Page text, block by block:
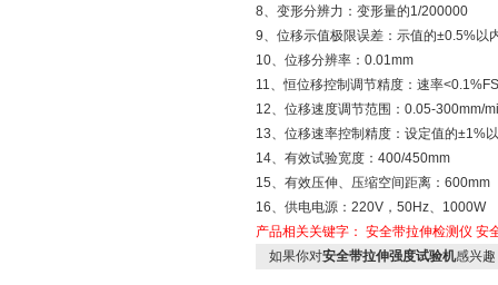
8、变形分辨力：变形量的1/200000
9、位移示值极限误差：示值的±0.5%以
10、位移分辨率：0.01mm
11、恒位移控制调节精度：速率
12、位移速度调节范围：0.05-300mm/
13、位移速率控制精度：设定值的±1%
14、有效试验宽度：400/450mm
15、有效压伸、压缩空间距离：600mm
16、供电电源：220V，50Hz、1000W
产品相关关键字： 安全带拉伸检测仪 安
如果你对安全带拉伸强度试验机感兴